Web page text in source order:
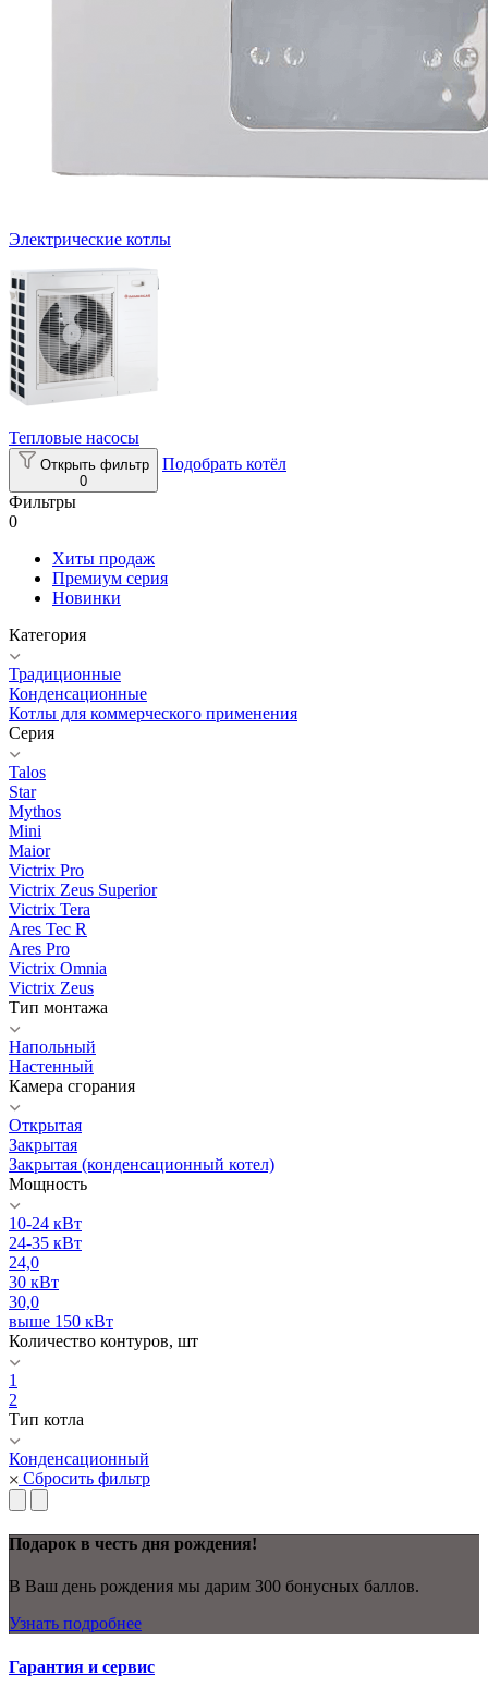
Электрические котлы
Тепловые насосы
Открыть фильтр
0
Подобрать котёл
Фильтры
0
Хиты продаж
Премиум серия
Новинки
Категория
Традиционные
Конденсационные
Котлы для коммерческого применения
Серия
Talos
Star
Mythos
Mini
Maior
Victrix Pro
Victrix Zeus Superior
Victrix Tera
Ares Tec R
Ares Pro
Victrix Omnia
Victrix Zeus
Тип монтажа
Напольный
Настенный
Камера сгорания
Открытая
Закрытая
Закрытая (конденсационный котел)
Мощность
10-24 кВт
24-35 кВт
24,0
30 кВт
30,0
выше 150 кВт
Количество контуров, шт
1
2
Тип котла
Конденсационный
Сбросить фильтр
Подарок в честь дня рождения!
В Ваш день рождения мы дарим 300 бонусных баллов.
Узнать подробнее
Гарантия и сервис